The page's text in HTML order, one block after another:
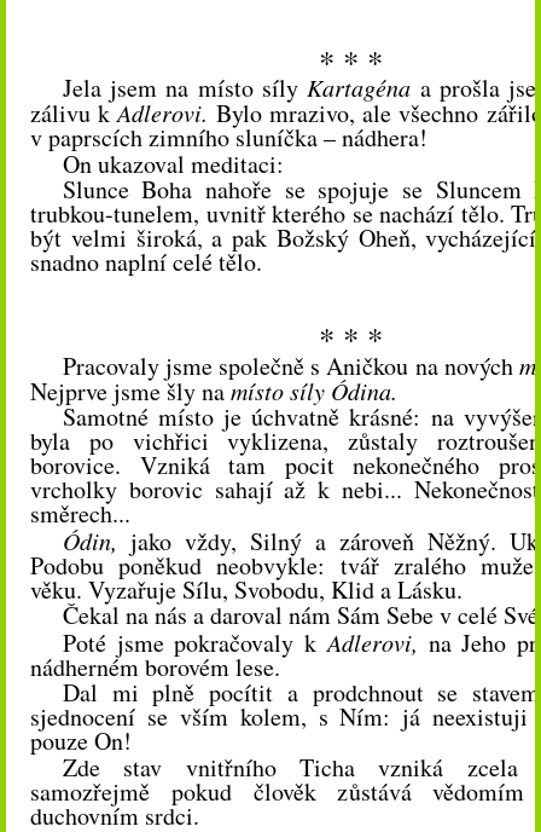
* * *
Jela jsem na místo sílyKartagéna a prošla
zálivu kAdlerovi. Bylo mrazivo, ale všechno
v paprscích zimního sluníčka – nádhera!
On ukazoval meditaci:
Slunce Boha nahoře se spojuje se Sluncem
trubkou-tunelem, uvnitř kterého se nachází tělo.
být velmi široká, a pak Božský Oheň,
snadno naplní celé tělo.
* * *
Pracovaly jsme společně s Aničkou na nových
Nejprve jsme šly namísto síly Ódina.
Samotné místo je úchvatně krásné: na
byla po vichřici vyklizena, zůstaly
borovice. Vzniká tam pocit nekonečného
vrcholky borovic sahají až k nebi...
směrech...
Ódin, jako vždy, Silný a zároveň Něžný.
Podobu poněkud neobvykle: tvář zralého
věku. Vyzařuje Sílu, Svobodu, Klid a Lásku.
Čekal na nás a daroval nám Sám Sebe v celé
Poté jsme pokračovaly kAdlerovi, na Jeho
nádherném borovém lese.
Dal mi plně pocítit a prodchnout se
sjednocení se vším kolem, s Ním: já neexistuji
pouze On!
Zde stav vnitřního Ticha vzniká zcela
samozřejmě pokud člověk zůstává
duchovním srdci.